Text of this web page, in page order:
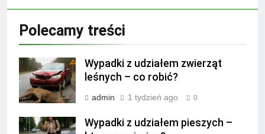
Polecamy treści
Wypadki z udziałem zwierząt
leśnych – co robić?
admin 1 tydzień ago 0
Wypadki z udziałem pieszych –